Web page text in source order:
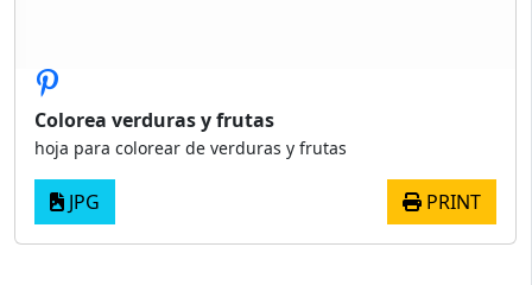
Colorea verduras y frutas
hoja para colorear de verduras y frutas
JPG PRINT